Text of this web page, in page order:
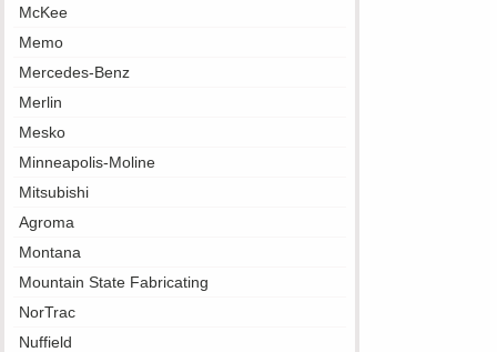
McKee
Memo
Mercedes-Benz
Merlin
Mesko
Minneapolis-Moline
Mitsubishi
Agroma
Montana
Mountain State Fabricating
NorTrac
Nuffield